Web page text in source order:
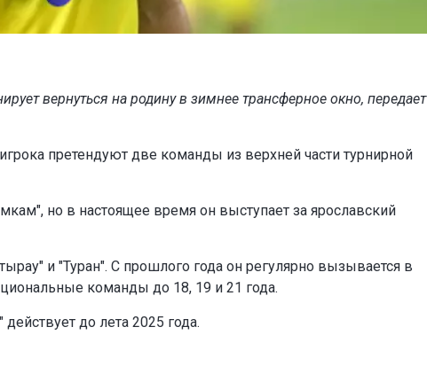
вернуться на родину в зимнее трансферное окно, передает
претендуют две команды из верхней части турнирной
но в настоящее время он выступает за ярославский
и "Туран". С прошлого года он регулярно вызывается в
команды до 18, 19 и 21 года.
до лета 2025 года.